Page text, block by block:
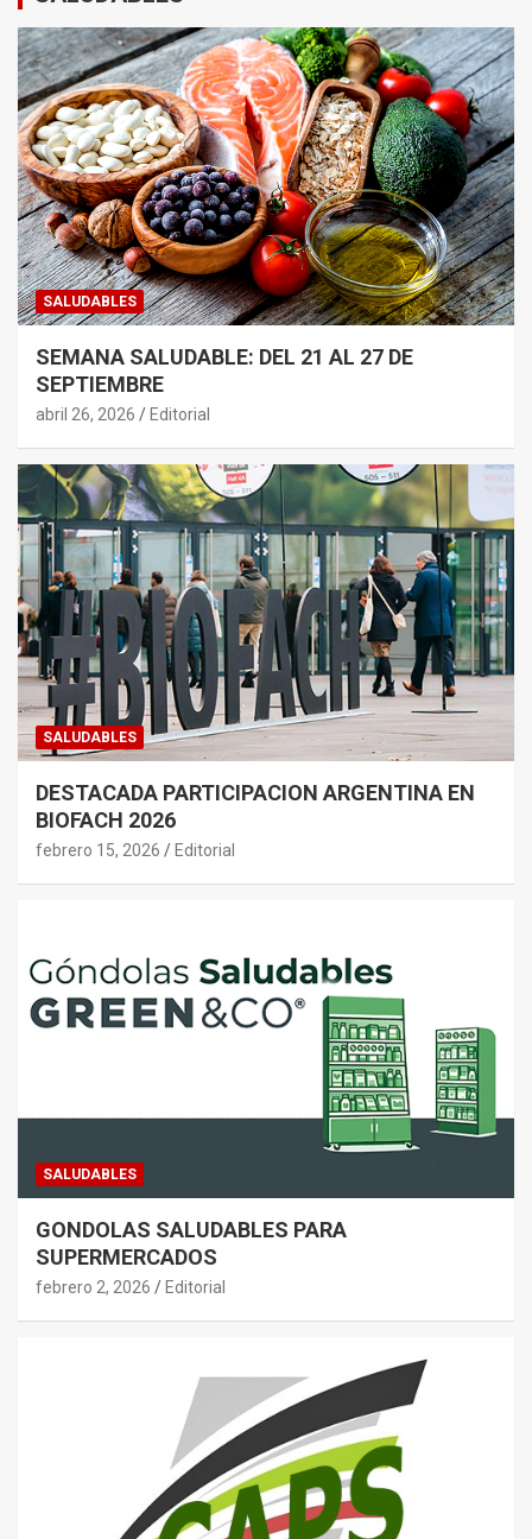
SALUDABLES
SEMANA SALUDABLE: DEL 21 AL 27 DE
SEPTIEMBRE
abril 26, 2026 Editorial
SALUDABLES
DESTACADA PARTICIPACION ARGENTINA EN
BIOFACH 2026
febrero 15, 2026 Editorial
SALUDABLES
GONDOLAS SALUDABLES PARA
SUPERMERCADOS
febrero 2, 2026 Editorial